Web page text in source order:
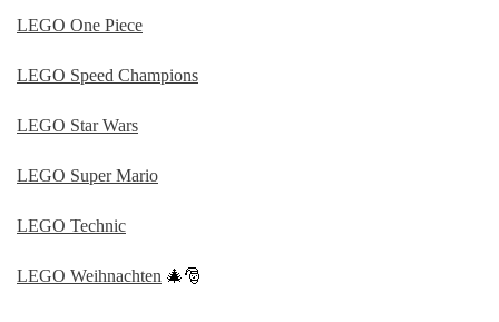
LEGO One Piece
LEGO Speed Champions
LEGO Star Wars
LEGO Super Mario
LEGO Technic
LEGO Weihnachten 🎄🎅